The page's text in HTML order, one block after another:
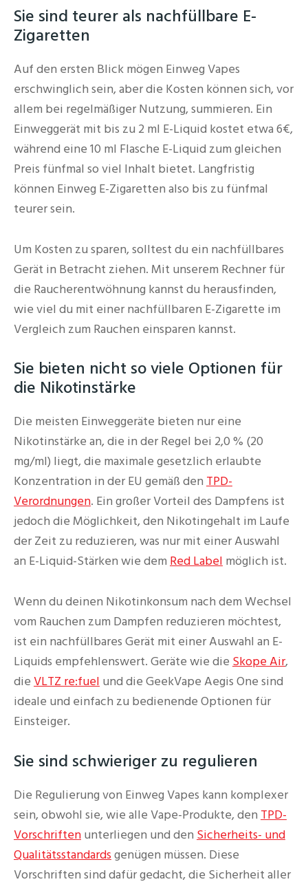
Sie sind teurer als nachfüllbare E-
Zigaretten
Auf den ersten Blick mögen Einweg Vapes
erschwinglich sein, aber die Kosten können sich, vor
allem bei regelmäßiger Nutzung, summieren. Ein
Einweggerät mit bis zu 2 ml E-Liquid kostet etwa 6€,
während eine 10 ml Flasche E-Liquid zum gleichen
Preis fünfmal so viel Inhalt bietet. Langfristig
können Einweg E-Zigaretten also bis zu fünfmal
teurer sein.
Um Kosten zu sparen, solltest du ein nachfüllbares
Gerät in Betracht ziehen. Mit unserem Rechner für
die Raucherentwöhnung kannst du herausfinden,
wie viel du mit einer nachfüllbaren E-Zigarette im
Vergleich zum Rauchen einsparen kannst.
Sie bieten nicht so viele Optionen für
die Nikotinstärke
Die meisten Einweggeräte bieten nur eine
Nikotinstärke an, die in der Regel bei 2,0 % (20
mg/ml) liegt, die maximale gesetzlich erlaubte
Konzentration in der EU gemäß den TPD-
Verordnungen. Ein großer Vorteil des Dampfens ist
jedoch die Möglichkeit, den Nikotingehalt im Laufe
der Zeit zu reduzieren, was nur mit einer Auswahl
an E-Liquid-Stärken wie dem Red Label möglich ist.
Wenn du deinen Nikotinkonsum nach dem Wechsel
vom Rauchen zum Dampfen reduzieren möchtest,
ist ein nachfüllbares Gerät mit einer Auswahl an E-
Liquids empfehlenswert. Geräte wie die Skope Air,
die VLTZ re:fuel und die GeekVape Aegis One sind
ideale und einfach zu bedienende Optionen für
Einsteiger.
Sie sind schwieriger zu regulieren
Die Regulierung von Einweg Vapes kann komplexer
sein, obwohl sie, wie alle Vape-Produkte, den TPD-
Vorschriften unterliegen und den Sicherheits- und
Qualitätsstandards genügen müssen. Diese
Vorschriften sind dafür gedacht, die Sicherheit aller